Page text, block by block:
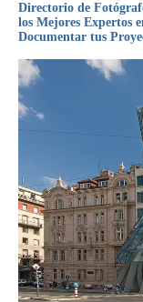
Directorio de
los Mejores Expertos
Documentar tus